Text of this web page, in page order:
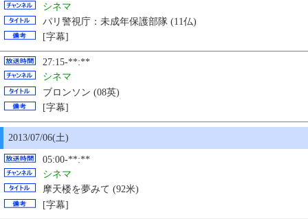
シネマ
パリ警視庁：未成年保護部隊 (11仏)
[字幕]
27:15-**:**
シネマ
ブロンソン (08英)
[字幕]
2013/07/06(土)
05:00-**:**
シネマ
摩天楼を夢みて (92米)
[字幕]